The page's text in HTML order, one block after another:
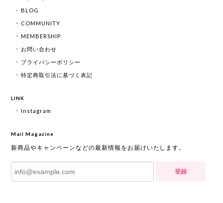
BLOG
COMMUNITY
MEMBERSHIP
お問い合わせ
プライバシーポリシー
特定商取引法に基づく表記
LINK
Instagram
Mail Magazine
新商品やキャンペーンなどの最新情報をお届けいたします。
登録